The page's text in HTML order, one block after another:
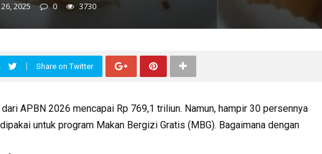
2025 0 3730
Share on Twitter
APBN 2026 mencapai Rp 769,1 triliun. Namun, hampir 30 persennya
untuk program Makan Bergizi Gratis (MBG). Bagaimana dengan